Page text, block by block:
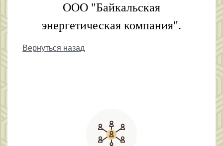
ООО "Байкальская
энергетическая компания".
Вернуться назад